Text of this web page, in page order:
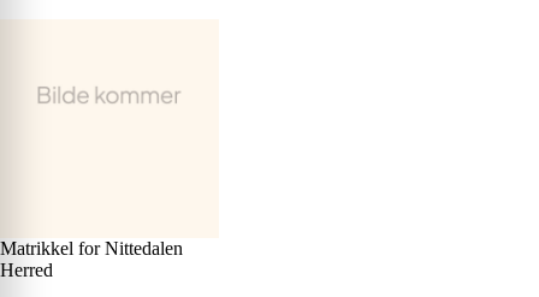
Matrikkel for Nittedalen
Herred